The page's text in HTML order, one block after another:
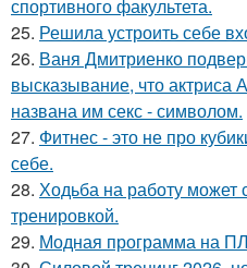
спортивного факультета.
25. Решила устроить себе
26. Ваня Дмитриенко
высказывание, что актриса
названа им секс - символом.
27. Фитнес - это не про
себе.
28. Ходьба на работу может
тренировкой.
29. Модная программа на